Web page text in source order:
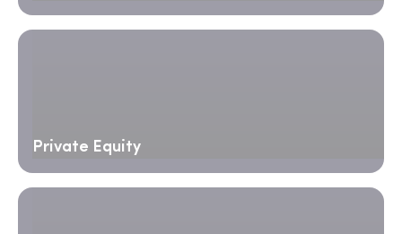
Private Equity